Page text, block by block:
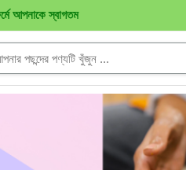
আপনাকে স্বাগতম